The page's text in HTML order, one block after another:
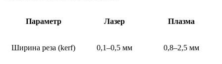
Параметр Лазер Плазма
Ширина реза (kerf) 0,1–0,5 мм 0,8–2,5 мм